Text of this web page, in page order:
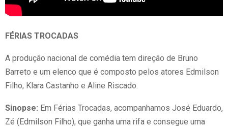
FÉRIAS TROCADAS
A produção nacional de comédia tem direção de Bruno
Barreto e um elenco que é composto pelos atores Edmilson
Filho, Klara Castanho e Aline Riscado.
Sinopse: Em Férias Trocadas, acompanhamos José Eduardo,
Zé (Edmilson Filho), que ganha uma rifa e consegue uma